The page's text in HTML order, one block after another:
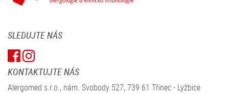
SLEDUJTE NÁS
KONTAKTUJTE NÁS
Alergomed s.r.o., nám. Svobody 527, 739 61 Třinec - Lyžbice